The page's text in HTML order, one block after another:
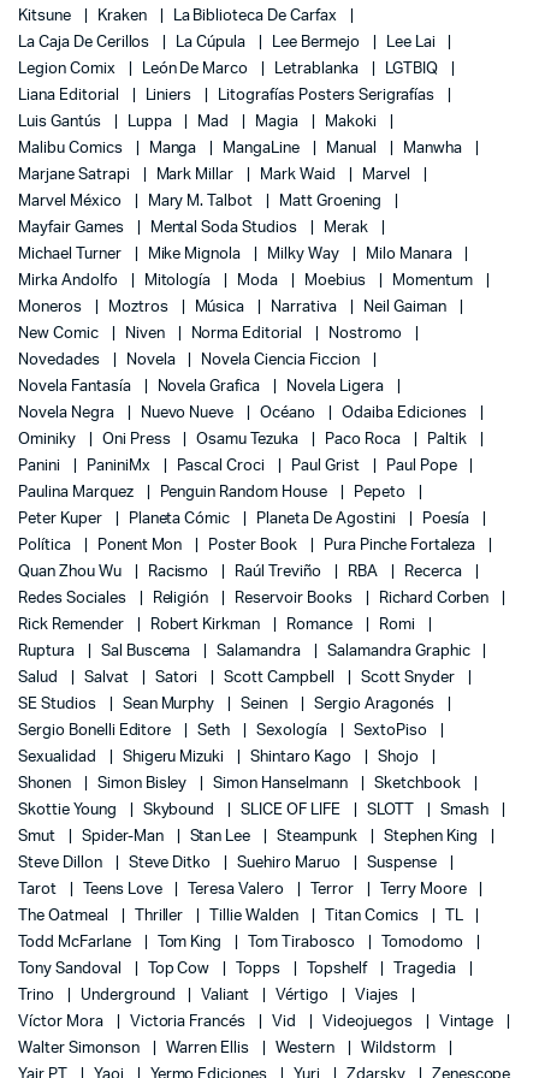
Kitsune
Kraken
La Biblioteca De Carfax
La Caja De Cerillos
La Cúpula Lee Bermejo
Lee Lai
Legion Comix
León De Marco Letrablanka
LGTBIQ
Liana Editorial
Liniers
Litografías Posters Serigrafías
Luis Gantús
Luppa Mad Magia
Makoki
Malibu Comics
Manga MangaLine Manual
Manwha
Marjane Satrapi
Mark Millar Mark Waid
Marvel
Marvel México
Mary M. Talbot
Matt Groening
Mayfair Games
Mental Soda Studios
Merak
Michael Turner
Mike Mignola Milky Way
Milo Manara
Mirka Andolfo
Mitología Moda Moebius
Momentum
Moneros
Moztros Música Narrativa
Neil Gaiman
New Comic
Niven Norma Editorial
Nostromo
Novedades
Novela
Novela Ciencia Ficcion
Novela Fantasía
Novela Grafica
Novela Ligera
Novela Negra
Nuevo Nueve Océano
Odaiba Ediciones
Ominiky
Oni Press Osamu Tezuka Paco Roca
Paltik
Panini
PaniniMx Pascal Croci Paul Grist
Paul Pope
Paulina Marquez
Penguin Random House
Pepeto
Peter Kuper
Planeta Cómic Planeta De Agostini
Poesía
Política
Ponent Mon Poster Book
Pura Pinche Fortaleza
Quan Zhou Wu
Racismo Raúl Treviño RBA
Recerca
Redes Sociales
Religión Reservoir Books
Richard Corben
Rick Remender
Robert Kirkman Romance
Romi
Ruptura
Sal Buscema Salamandra
Salamandra Graphic
Salud
Salvat Satori Scott Campbell
Scott Snyder
SE Studios
Sean Murphy Seinen
Sergio Aragonés
Sergio Bonelli Editore
Seth Sexología
SextoPiso
Sexualidad
Shigeru Mizuki Shintaro Kago
Shojo
Shonen
Simon Bisley Simon Hanselmann
Sketchbook
Skottie Young
Skybound SLICE OF LIFE SLOTT
Smash
Smut
Spider-Man Stan Lee Steampunk
Stephen King
Steve Dillon
Steve Ditko Suehiro Maruo
Suspense
Tarot
Teens Love Teresa Valero Terror
Terry Moore
The Oatmeal
Thriller Tillie Walden Titan Comics
TL
Todd McFarlane
Tom King Tom Tirabosco
Tomodomo
Tony Sandoval
Top Cow Topps Topshelf
Tragedia
Trino
Underground Valiant Vértigo
Viajes
Víctor Mora
Victoria Francés Vid Videojuegos
Vintage
Walter Simonson
Warren Ellis Western
Wildstorm